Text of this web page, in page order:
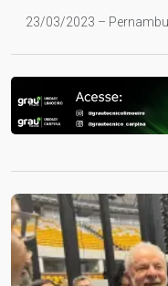
23/03/2023 –